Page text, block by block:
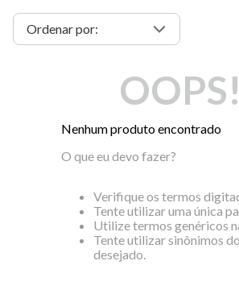
OOPS!
Nenhum produto encontrado
O que eu devo fazer?
Verifique os termos
Tente utilizar uma única
Utilize termos genéricos
Tente utilizar sinônimos
desejado.